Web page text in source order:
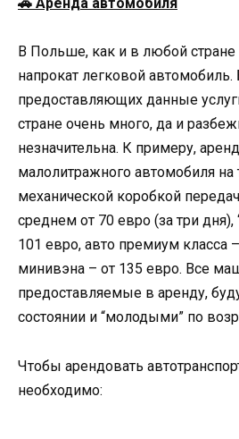
В Польше, как и в любой
напрокат легковой автомобиль.
предоставляющих данные
стране очень много, да и
незначительна. К примеру,
малолитражного автомобиля на
механической коробкой
среднем от 70 евро (за три дня),
101 евро, авто премиум класса
минивэна – от 135 евро. Все
предоставляемые в аренду,
состоянии и “молодыми” по
Чтобы арендовать
необходимо: